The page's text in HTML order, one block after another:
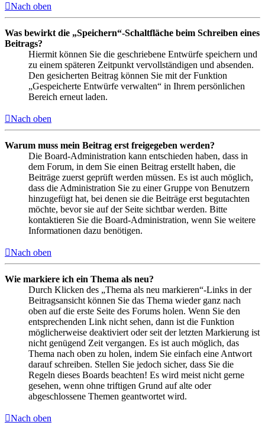
Nach oben
Was bewirkt die „Speichern“-Schaltfläche beim Schreiben eines
Beitrags?
Hiermit können Sie die geschriebene Entwürfe speichern und
zu einem späteren Zeitpunkt vervollständigen und absenden.
Den gesicherten Beitrag können Sie mit der Funktion
„Gespeicherte Entwürfe verwalten“ in Ihrem persönlichen
Bereich erneut laden.
Nach oben
Warum muss mein Beitrag erst freigegeben werden?
Die Board-Administration kann entschieden haben, dass in
dem Forum, in dem Sie einen Beitrag erstellt haben, die
Beiträge zuerst geprüft werden müssen. Es ist auch möglich,
dass die Administration Sie zu einer Gruppe von Benutzern
hinzugefügt hat, bei denen sie die Beiträge erst begutachten
möchte, bevor sie auf der Seite sichtbar werden. Bitte
kontaktieren Sie die Board-Administration, wenn Sie weitere
Informationen dazu benötigen.
Nach oben
Wie markiere ich ein Thema als neu?
Durch Klicken des „Thema als neu markieren“-Links in der
Beitragsansicht können Sie das Thema wieder ganz nach
oben auf die erste Seite des Forums holen. Wenn Sie den
entsprechenden Link nicht sehen, dann ist die Funktion
möglicherweise deaktiviert oder seit der letzten Markierung ist
nicht genügend Zeit vergangen. Es ist auch möglich, das
Thema nach oben zu holen, indem Sie einfach eine Antwort
darauf schreiben. Stellen Sie jedoch sicher, dass Sie die
Regeln dieses Boards beachten! Es wird meist nicht gerne
gesehen, wenn ohne triftigen Grund auf alte oder
abgeschlossene Themen geantwortet wird.
Nach oben